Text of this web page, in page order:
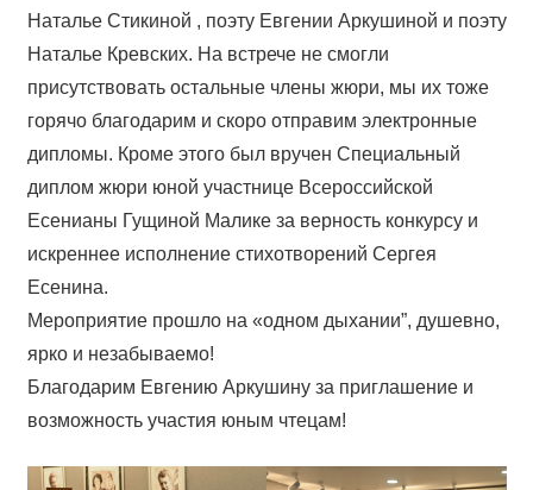
Наталье Стикиной , поэту Евгении Аркушиной и поэту
Наталье Кревских. На встрече не смогли
присутствовать остальные члены жюри, мы их тоже
горячо благодарим и скоро отправим электронные
дипломы. Кроме этого был вручен Специальный
диплом жюри юной участнице Всероссийской
Есенианы Гущиной Малике за верность конкурсу и
искреннее исполнение стихотворений Сергея
Есенина.
Мероприятие прошло на «одном дыхании”, душевно,
ярко и незабываемо!
Благодарим Евгению Аркушину за приглашение и
возможность участия юным чтецам!